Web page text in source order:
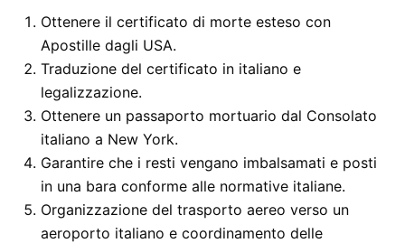
Ottenere il certificato di morte esteso con
Apostille dagli USA.
Traduzione del certificato in italiano e
legalizzazione.
Ottenere un passaporto mortuario dal Consolato
italiano a New York.
Garantire che i resti vengano imbalsamati e posti
in una bara conforme alle normative italiane.
Organizzazione del trasporto aereo verso un
aeroporto italiano e coordinamento delle